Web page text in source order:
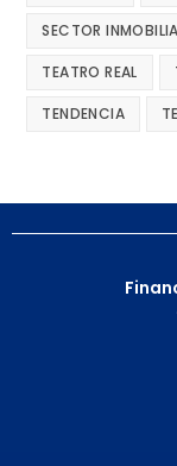
SECTOR
TEATRO REAL
TENDENCIA